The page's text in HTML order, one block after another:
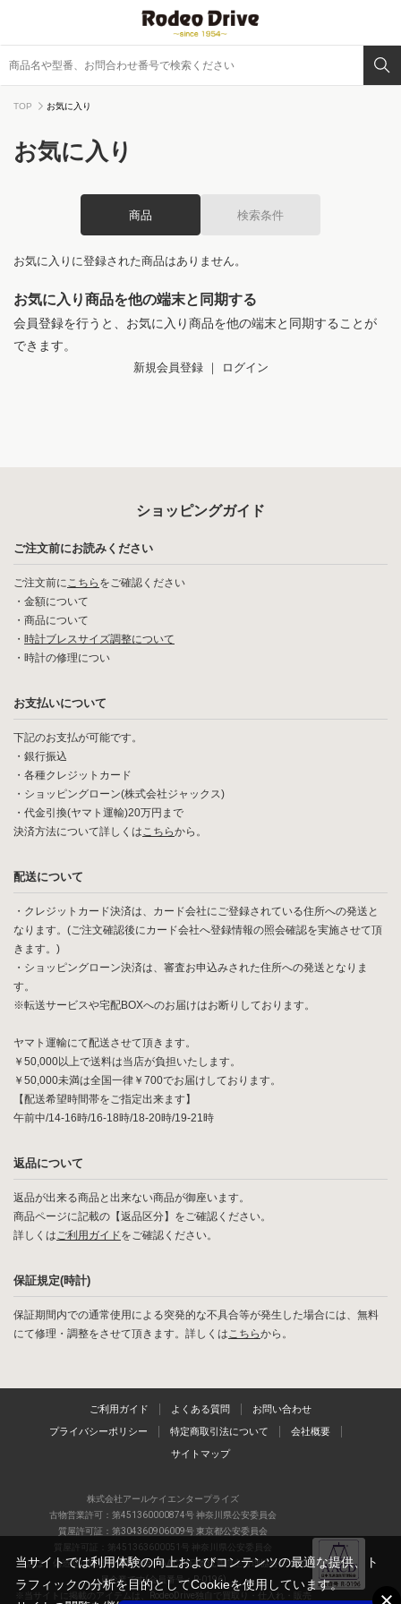
TOP お気に入り
お気に入り
商品 検索条件
お気に入りに登録された商品はありません。
お気に入り商品を他の端末と同期する
会員登録を行うと、お気に入り商品を他の端末と同期することが
できます。
新規会員登録｜ ログイン
ショッピングガイド
ご注文前にお読みください
ご注文前にこちら をご確認ください
・ 金額について
・ 商品について
・ 時計ブレスサイズ調整について
・ 時計の修理につい
お支払いについて
下記のお支払が可能です。
・銀行振込
・各種クレジットカード
・ショッピングローン(株式会社ジャックス)
・代金引換(ヤマト運輸)20万円まで
決済方法について詳しくはこちらから。
配送について
・クレジットカード決済は、カード会社にご登録されている住所への発送と
なります。(ご注文確認後にカード会社へ登録情報の照会確認を実施させて頂
きます。)
・ショッピングローン決済は、審査お申込みされた住所への発送となりま
す。
※転送サービスや宅配BOXへのお届けはお断りしております。
ヤマト運輸にて配送させて頂きます。
￥50,000以上で送料は当店が負担いたします。
￥50,000未満は全国一律￥700でお届けしております。
【配送希望時間帯をご指定出来ます】
午前中/14-16時/16-18時/18-20時/19-21時
返品について
返品が出来る商品と出来ない商品が御座います。
商品ページに記載の【返品区分】をご確認ください。
詳しくはご利用ガイドをご確認ください。
保証規定(時計)
保証期間内での通常使用による突発的な不具合等が発生した場合には、無料
にて修理・調整をさせて頂きます。詳しくはこちらから。
ご利用ガイド よくある質問 お問い合わせ
プライバシーポリシー 特定商取引法について 会社概要
サイトマップ
株式会社アールケイエンタープライズ
古物営業許可：第451360000874号 神奈川県公安委員会
質屋許可証：第304360906009号 東京都公安委員会
質屋許可証：第451363600051号 神奈川県公安委員会
当店は、偽造品の流通防止を目指すAACD(日本流通自主管理協会)の正会
員企業です(会員番号：R-0196)
※当サイトに掲載のアイテムは、RodeoDrive独自で買取り・仕入れ・販売
当サイトでは利用体験の向上およびコンテンツの最適な提供、ト
ラフィックの分析を目的としてCookieを使用しています。